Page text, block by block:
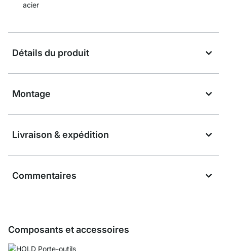
acier
Détails du produit
Montage
Livraison & expédition
Commentaires
Composants et accessoires